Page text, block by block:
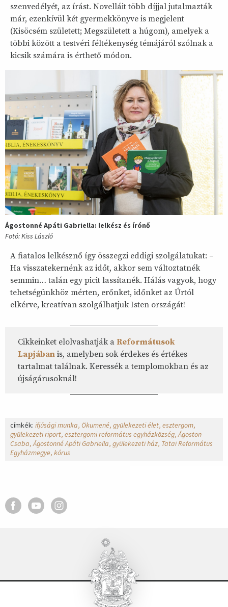
szenvedélyét, az írást. Novelláit több díjjal jutalmazták
már, ezenkívül két gyermekkönyve is megjelent
(Kisöcsém született; Megszületett a húgom), amelyek a
többi között a testvéri féltékenység témájáról szólnak a
kicsik számára is érthető módon.
Ágostonné Apáti Gabriella: lelkész és írónő
Fotó: Kiss László
A fiatalos lelkésznő így összegzi eddigi szolgálatukat: –
Ha visszatekernénk az időt, akkor sem változtatnék
semmin… talán egy picit lassítanék. Hálás vagyok, hogy
tehetségünkhöz mérten, erőnket, időnket az Úrtól
elkérve, kreatívan szolgálhatjuk Isten országát!
Cikkeinket elolvashatják a Reformátusok
Lapjában is, amelyben sok érdekes és értékes
tartalmat találnak. Keressék a templomokban és az
újságárusoknál!
címkék: ifjúsági munka Ökumené gyülekezeti élet esztergom
gyülekezeti riport esztergomi református egyházközség Ágoston
Csaba Ágostonné Apáti Gabriella gyülekezeti ház Tatai Református
Egyházmegye kórus